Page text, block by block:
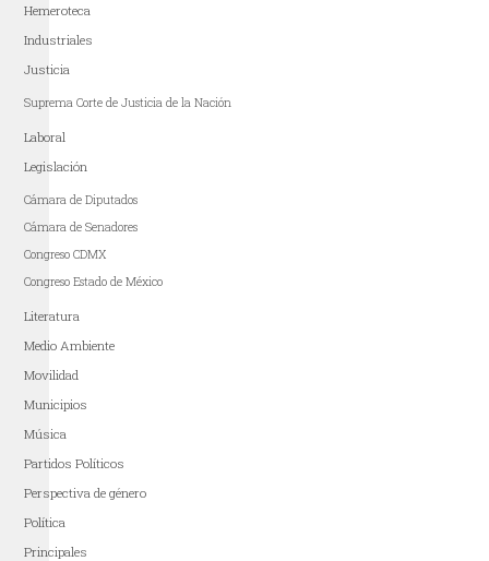
Hemeroteca
Industriales
Justicia
Suprema Corte de Justicia de la Nación
Laboral
Legislación
Cámara de Diputados
Cámara de Senadores
Congreso CDMX
Congreso Estado de México
Literatura
Medio Ambiente
Movilidad
Municipios
Música
Partidos Políticos
Perspectiva de género
Política
Principales